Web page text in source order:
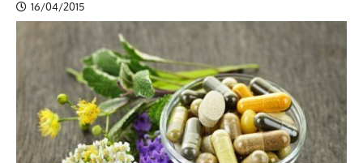
16/04/2015